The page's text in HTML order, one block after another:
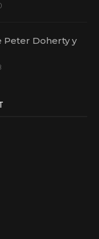
Peter Doherty y